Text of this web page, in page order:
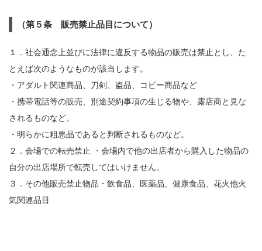
（第５条 販売禁止品目について）
１．社会通念上並びに法律に違反する物品の販売は禁止とし、た
とえば次のようなものが該当します。
・アダルト関連商品、刀剣、盗品、コピー商品など
・携帯電話等の販売、別途契約事項の生じる物や、露店商と見な
されるものなど。
・明らかに粗悪品であると判断されるものなど。
２．会場での転売禁止 ・会場内で他の出店者から購入した物品の
自分の出店場所で転売してはいけません。
３．その他販売禁止物品・飲食品、医薬品、健康食品、花火他火
気関連品目